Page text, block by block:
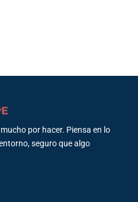
por hacer. Piensa en lo
seguro que algo